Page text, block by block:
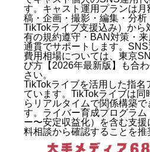
す。キャスト運用プランは
稿・企画・撮影・編集・分析
TikTokライブ支援込み）か
有の規約遵守・BAN対策・
通貫でサポートします。
費用相場については、 東京
び方【2026年最新版】
も合
さい。
TikTokライブを活用した指名
ています。TikTokライブは
らリアルタイムで関係構築
す。ライバー育成プログラム
ー〜安定収益化）を含む支
料相談から確認することを推